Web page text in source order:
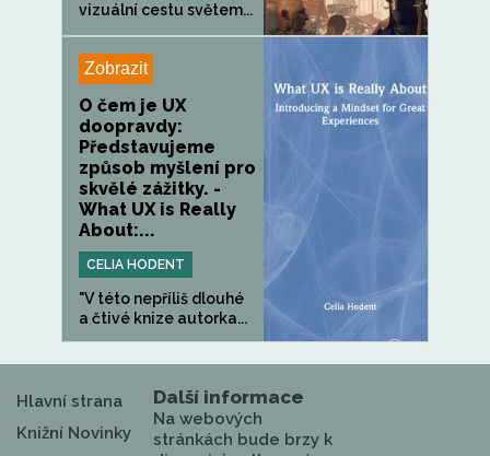
vizuální cestu světem...
Zobrazit
O čem je UX
doopravdy:
Představujeme
způsob myšlení pro
skvělé zážitky. -
What UX is Really
About:...
CELIA HODENT
"V této nepříliš dlouhé
a čtivé knize autorka...
Hlavní strana
Knižní Novinky
Další informace
Na webových
stránkách bude brzy k